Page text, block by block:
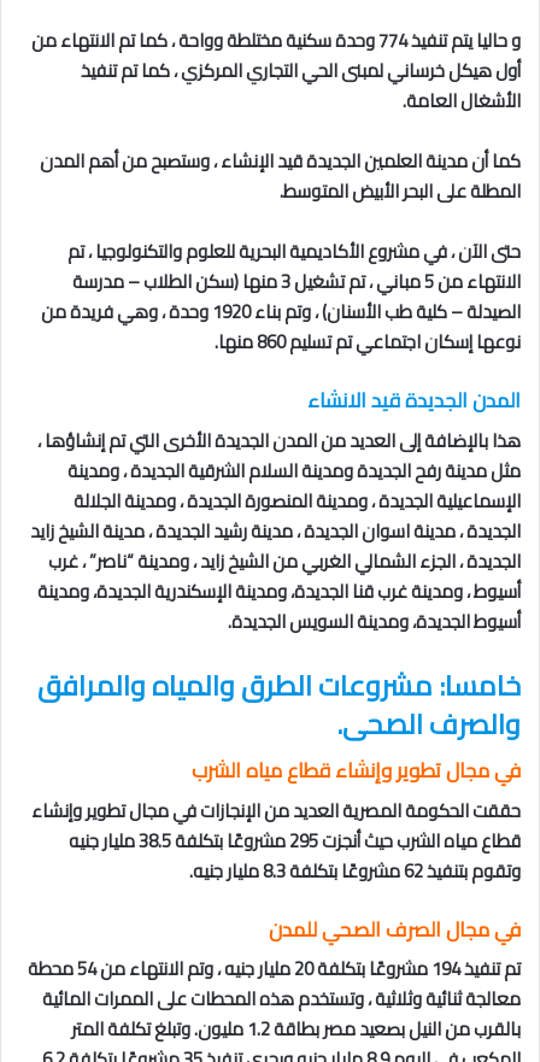
و حاليا يتم تنفيذ 774 وحدة سكنية مختلطة وواحة ، كما تم الانتهاء من
أول هيكل خرساني لمبنى الحي التجاري المركزي ، كما تم تنفيذ
الأشغال العامة.
كما أن مدينة العلمين الجديدة قيد الإنشاء ، وستصبح من أهم المدن
المطلة على البحر الأبيض المتوسط.
حتى الآن ، في مشروع الأكاديمية البحرية للعلوم والتكنولوجيا ، تم
الانتهاء من 5 مباني ، تم تشغيل 3 منها (سكن الطلاب – مدرسة
الصيدلة – كلية طب الأسنان) ، وتم بناء 1920 وحدة ، وهي فريدة من
نوعها إسكان اجتماعي تم تسليم 860 منها.
المدن الجديدة قيد الانشاء
هذا بالإضافة إلى العديد من المدن الجديدة الأخرى التي تم إنشاؤها ،
مثل مدينة رفح الجديدة ومدينة السلام الشرقية الجديدة ، ومدينة
الإسماعيلية الجديدة ، ومدينة المنصورة الجديدة ، ومدينة الجلالة
الجديدة ، مدينة اسوانالجديدة ، مدينة رشيد الجديدة ، مدينة الشيخ زايد
الجديدة ، الجزء الشمالي الغربي من الشيخ زايد ، ومدينة “ناصر” ، غرب
أسيوط ، ومدينة غرب قنا الجديدة، ومدينة الإسكندرية الجديدة، ومدينة
أسيوط الجديدة، ومدينة السويس الجديدة.
خامسا: مشروعات الطرق والمياه والمرافق
والصرف الصحى.
في مجال تطوير وإنشاء قطاع مياه الشرب
حققت الحكومة المصرية العديد من الإنجازات في مجال تطوير وإنشاء
قطاع مياه الشرب حيث أنجزت 295 مشروعًا بتكلفة 38.5 مليار جنيه
وتقوم بتنفيذ 62 مشروعًا بتكلفة 8.3 مليار جنيه.
في مجال الصرف الصحي للمدن
تم تنفيذ 194 مشروعًا بتكلفة 20 مليار جنيه ، وتم الانتهاء من 54 محطة
معالجة ثنائية وثلاثية ، وتستخدم هذه المحطات على الممرات المائية
بالقرب من النيل بصعيد مصر بطاقة 1.2 مليون. وتبلغ تكلفة المتر